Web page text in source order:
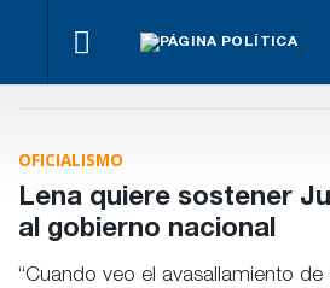
marcha
Benegas
conflicto
de
intereses
ante la
OFICIALISMO
Lena quiere sostener
al gobierno nacional
“Cuando veo el avasallamiento